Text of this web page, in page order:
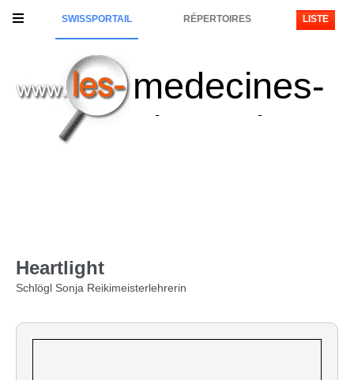
SWISSPORTAIL RÉPERTOIRES LISTE
medecines-
alternatives
Heartlight
Schlögl Sonja Reikimeisterlehrerin